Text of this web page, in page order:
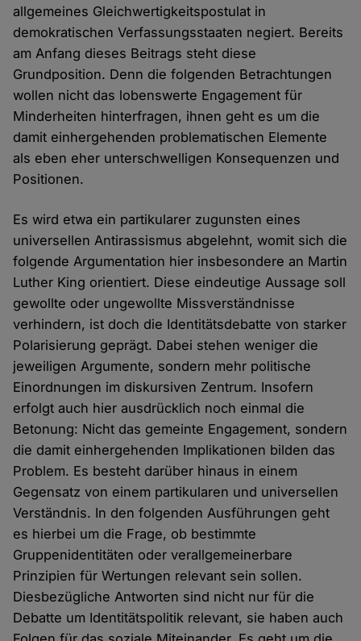
allgemeines Gleichwertigkeitspostulat in
demokratischen Verfassungsstaaten negiert. Bereits
am Anfang dieses Beitrags steht diese
Grundposition. Denn die folgenden Betrachtungen
wollen nicht das lobenswerte Engagement für
Minderheiten hinterfragen, ihnen geht es um die
damit einhergehenden problematischen Elemente
als eben eher unterschwelligen Konsequenzen und
Positionen.
Es wird etwa ein partikularer zugunsten eines
universellen Antirassismus abgelehnt, womit sich die
folgende Argumentation hier insbesondere an Martin
Luther King orientiert. Diese eindeutige Aussage soll
gewollte oder ungewollte Missverständnisse
verhindern, ist doch die Identitätsdebatte von starker
Polarisierung geprägt. Dabei stehen weniger die
jeweiligen Argumente, sondern mehr politische
Einordnungen im diskursiven Zentrum. Insofern
erfolgt auch hier ausdrücklich noch einmal die
Betonung: Nicht das gemeinte Engagement, sondern
die damit einhergehenden Implikationen bilden das
Problem. Es besteht darüber hinaus in einem
Gegensatz von einem partikularen und universellen
Verständnis. In den folgenden Ausführungen geht
es hierbei um die Frage, ob bestimmte
Gruppenidentitäten oder verallgemeinerbare
Prinzipien für Wertungen relevant sein sollen.
Diesbezügliche Antworten sind nicht nur für die
Debatte um Identitätspolitik relevant, sie haben auch